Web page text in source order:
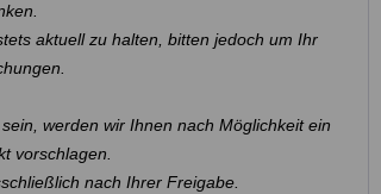
aktuell zu halten, bitten jedoch um Ihr
werden wir Ihnen nach Möglichkeit ein
vorschlagen.
nach Ihrer Freigabe.